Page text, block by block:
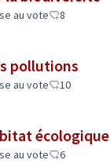
au vote 8
pollutions
au vote 10
écologique
au vote 6